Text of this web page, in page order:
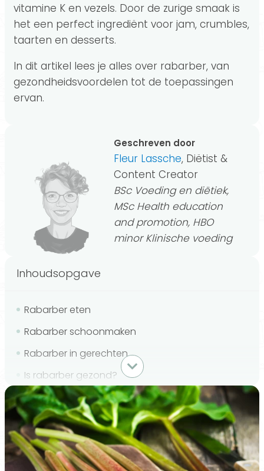
vitamine K en vezels. Door de zurige smaak is
het een perfect ingrediënt voor jam, crumbles,
taarten en desserts.
In dit artikel lees je alles over rabarber, van
gezondheidsvoordelen tot de toepassingen
ervan.
Geschreven door
Fleur Lassche, Diëtist &
Content Creator
BSc Voeding en diëtiek,
MSc Health education
and promotion, HBO
minor Klinische voeding
Inhoudsopgave
Rabarber eten
Rabarber schoonmaken
Rabarber in gerechten
Is rabarber gezond?
Gezondheidsvoordelen van rabarber